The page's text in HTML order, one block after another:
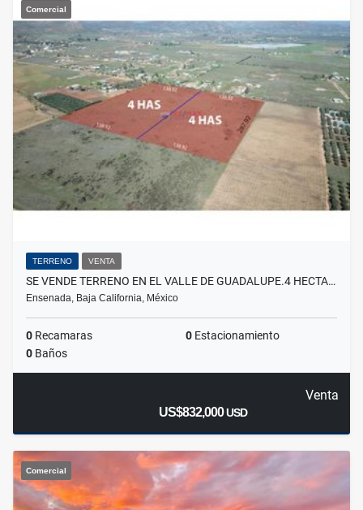
Comercial
TERRENO VENTA
SE VENDE TERRENO EN EL VALLE DE GUADALUPE.4 HECTA…
Ensenada, Baja California, México
0 Recamaras 0 Estacionamiento
0 Baños
Venta
US$832,000USD
Comercial